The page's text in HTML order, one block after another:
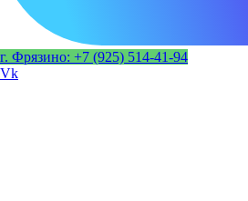
г. Фрязино: +7 (925) 514-41-94
Vk